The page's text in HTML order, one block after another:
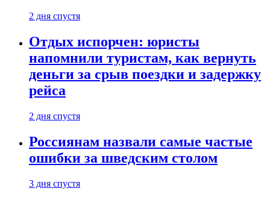
2 дня спустя
Отдых испорчен: юристы
напомнили туристам, как вернуть
деньги за срыв поездки и задержку
рейса
2 дня спустя
Россиянам назвали самые частые
ошибки за шведским столом
3 дня спустя